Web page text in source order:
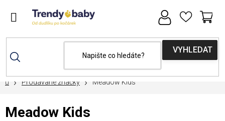
DomůProdávané značky Meadow Kids
Meadow Kids